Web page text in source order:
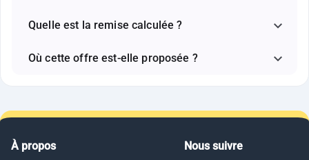
Quelle est la remise calculée ?
Où cette offre est-elle proposée ?
À propos
Nous suivre